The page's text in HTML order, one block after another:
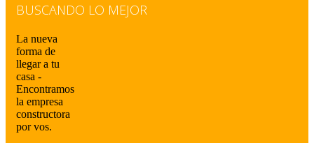
BUSCANDO LO MEJOR
La nueva
forma de
llegar a tu
casa -
Encontramos
la empresa
constructora
por vos.